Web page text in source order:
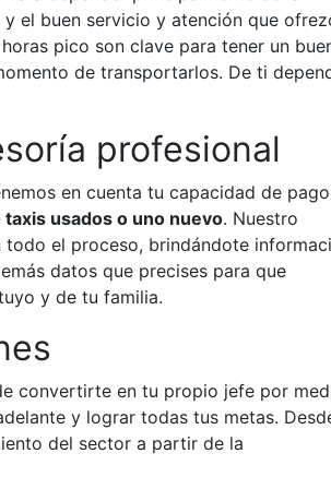
el buen servicio y atención que
pico son clave para tener un
de transportarlos. De ti
profesional
en cuenta tu capacidad de
usados o uno nuevo. Nuestro
todo el proceso, brindándote
datos que precises para que
y de tu familia.
convertirte en tu propio jefe por
y lograr todas tus metas.
del sector a partir de la